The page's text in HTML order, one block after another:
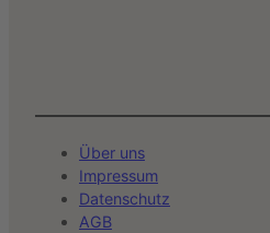
Über uns
Impressum
Datenschutz
AGB